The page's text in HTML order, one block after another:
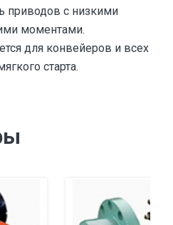
приводов с низкими
моментами.
для конвейеров и всех
старта.